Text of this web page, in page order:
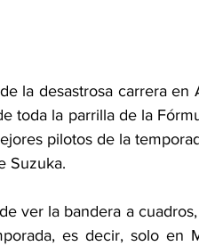
la desastrosa carrera
toda la parrilla de la
pilotos de la
Suzuka.
ver la bandera a
es decir, solo en